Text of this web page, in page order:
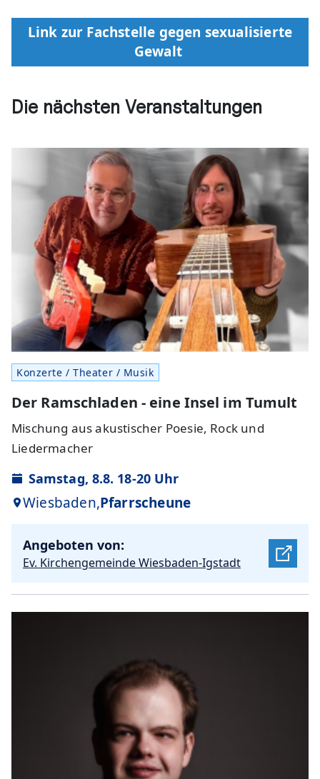
Link zur Fachstelle gegen sexualisierte
Gewalt
Die nächsten Veranstaltungen
Konzerte / Theater / Musik
Der Ramschladen - eine Insel im Tumult
Mischung aus akustischer Poesie, Rock und
Liedermacher
Samstag, 8.8. 18-20 Uhr
Wiesbaden,Pfarrscheune
Angeboten von:
Ev. Kirchengemeinde Wiesbaden-Igstadt